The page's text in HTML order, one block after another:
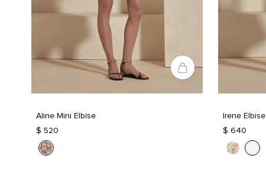
Aline Mini Elbise
$ 520
Irene Elbise
$ 640